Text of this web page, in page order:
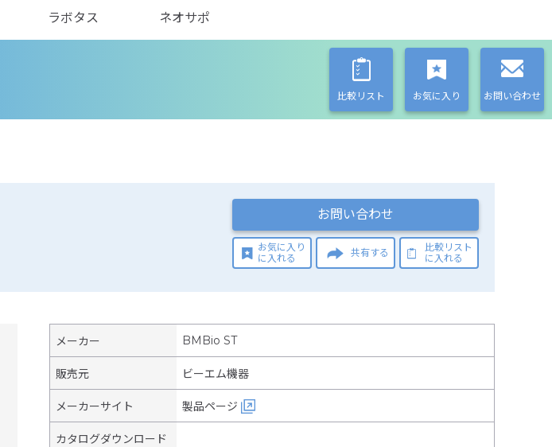
ラボタス ネオサポ
比較リスト お気に入り お問い合わせ
お問い合わせ
お気に入り
に入れる
共有する
比較リスト
に入れる
メーカー BMBio ST
販売元 ビーエム機器
メーカーサイト 製品ページ
カタログダウンロード